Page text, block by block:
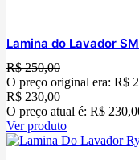
Lamina do Lavador
R$250,00
O preço original era: R$
R$ 230,00
O preço atual é: R$
Ver produto